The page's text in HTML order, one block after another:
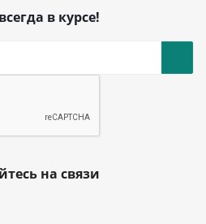
в курсе!
на связи